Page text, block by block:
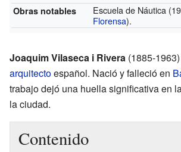
Obras notables Escuela de Náutica
Florensa).
Joaquim Vilaseca i Rivera (1885-
arquitectoespañol. Nació y falleció en
trabajo dejó una huella significativa en
la ciudad.
Contenido